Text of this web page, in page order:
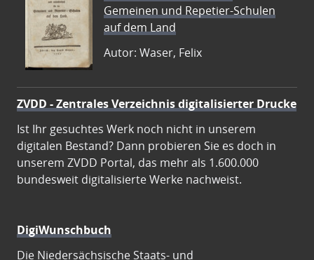
Gemeinen und Repetier-Schulen
auf dem Land
Autor: Waser, Felix
ZVDD - Zentrales Verzeichnis digitalisierter Drucke
Ist Ihr gesuchtes Werk noch nicht in unserem
digitalen Bestand? Dann probieren Sie es doch in
unserem ZVDD Portal, das mehr als 1.600.000
bundesweit digitalisierte Werke nachweist.
DigiWunschbuch
Die Niedersächsische Staats- und